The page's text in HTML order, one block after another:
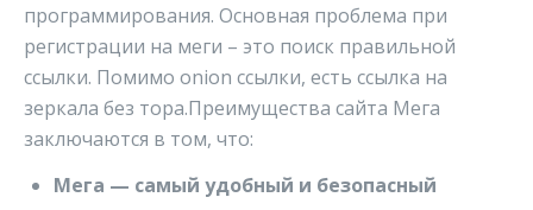
программирования. Основная проблема при
регистрации на меги – это поиск правильной
ссылки. Помимо onion ссылки, есть ссылка на
зеркала без тора.Преимущества сайта Мега
заключаются в том, что:
Мега — самый удобный и безопасный